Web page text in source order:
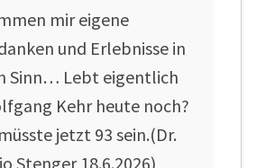
mir eigene
und Erlebnisse in
Sinn… Lebt eigentlich
Kehr heute noch?
jetzt 93 sein.(Dr.
Stenger 18.6.2026)